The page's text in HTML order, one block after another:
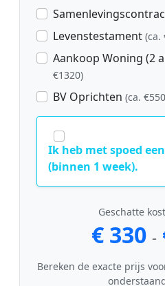
Levenstestament (ca.
Aankoop Woning (2
€1320)
BV Oprichten (ca.
Ik heb met spoed
(binnen 1 week).
Geschatte
€ 330 -
Bereken de exacte prijs